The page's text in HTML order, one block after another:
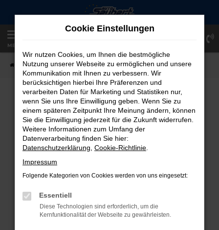
Zum
springen
MENÜ
Startseite Fahrzeugangebote Fahrzeug-Showroom
FAHRZEUG-SHOWROOM
FEHLER: NETWORK ERROR
Beim Laden ist ein Fehler aufgetreten.
Hier sind ein paar Tipps, die dir helfen können:
Überprüfe deine Firewall und deine
Internetverbindung.
Laden andere Webseiten, zum Beispiel
Cookie Einstellungen
Wir nutzen Cookies, um Ihnen die bestmögliche
Nutzung unserer Webseite zu ermöglichen und unsere
Kommunikation mit Ihnen zu verbessern. Wir
berücksichtigen hierbei Ihre Präferenzen und
verarbeiten Daten für Marketing und Statistiken nur,
wenn Sie uns Ihre Einwilligung geben. Wenn Sie zu
einem späteren Zeitpunkt Ihre Meinung ändern, können
Sie die Einwilligung jederzeit für die Zukunft widerrufen.
Weitere Informationen zum Umfang der
Datenverarbeitung finden Sie hier:
Datenschutzerklärung Cookie-Richtlinie
Impressum
Folgende Kategorien von Cookies werden von uns eingesetzt:
Essentiell
Diese Technologien sind erforderlich, um die
Kernfunktionalität der Webseite zu gewährleisten.